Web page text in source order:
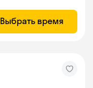
Выбрать время